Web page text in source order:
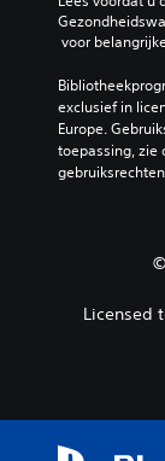
voor
exclusief in
Europe.
toepassing, zie
Licensed